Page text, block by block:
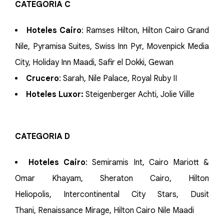
CATEGORIA C
Hoteles Cairo: Ramses Hilton, Hilton Cairo Grand
Nile, Pyramisa Suites, Swiss Inn Pyr, Movenpick Media
City, Holiday Inn Maadi, Safir el Dokki, Gewan
Crucero: Sarah, Nile Palace, Royal Ruby II
Hoteles Luxor: Steigenberger Achti, Jolie Viille
CATEGORIA D
Hoteles Cairo: Semiramis Int, Cairo Mariott &
Omar Khayam, Sheraton Cairo, Hilton
Heliopolis, Intercontinental City Stars, Dusit
Thani, Renaissance Mirage, Hilton Cairo Nile Maadi